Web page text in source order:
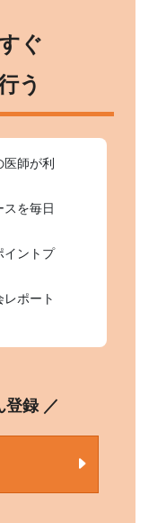
ぐ
う
師が利
スを毎日
イントプ
ポート
登録 ／